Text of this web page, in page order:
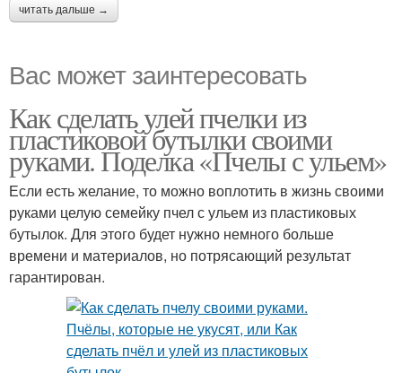
читать дальше →
Вас может заинтересовать
Как сделать улей пчелки из
пластиковой бутылки своими
руками. Поделка «Пчелы с ульем»
Если есть желание, то можно воплотить в жизнь своими
руками целую семейку пчел с ульем из пластиковых
бутылок. Для этого будет нужно немного больше
времени и материалов, но потрясающий результат
гарантирован.